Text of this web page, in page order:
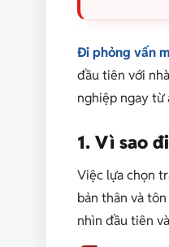
Đi phỏng vấn
đầu tiên với
nghiệp ngay từ
1. Vì sao
Việc lựa chọn
bản thân và
nhìn đầu tiên